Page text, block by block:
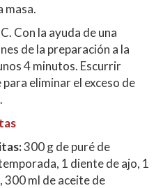
masa.
Con la ayuda de una
de la preparación a la
4 minutos. Escurrir
eliminar el exceso de
300 g de puré de
1 diente de ajo, 1
300 ml de aceite de